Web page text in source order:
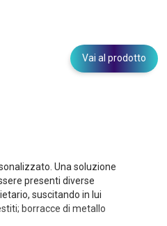
Vai al prodotto
Una soluzione
presenti diverse
suscitando in lui
borracce di metallo